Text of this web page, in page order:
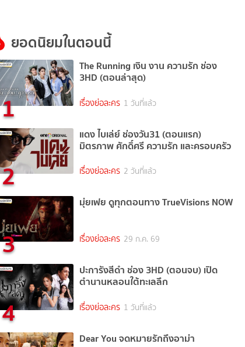
ยอดนิยมในตอนนี้
1
The Running เงิน งาน ความรัก ช่อง
3HD (ตอนล่าสุด)
เรื่องย่อละคร 1 วันที่แล้ว
2
แดง ไบเล่ย์ ช่องวัน31 (ตอนแรก)
มิตรภาพ ศักดิ์ศรี ความรัก และครอบครัว
เรื่องย่อละคร 2 วันที่แล้ว
3
มุ่ยเฟย ดูทุกตอนทาง TrueVisions NOW
เรื่องย่อละคร 29 ก.ค. 69
4
ปะการังสีดำ ช่อง 3HD (ตอนจบ) เปิด
ตำนานหลอนใต้ทะเลลึก
เรื่องย่อละคร 1 วันที่แล้ว
Dear You จดหมายรักถึงอาม่า